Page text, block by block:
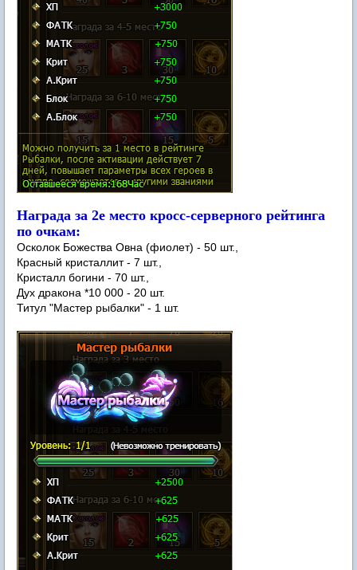
Награда за 2е место кросс-серверного рейтинга
по очкам:
Осколок Божества Овна (фиолет) - 50 шт.,
Красный кристаллит - 7 шт.,
Кристалл богини - 70 шт.,
Дух дракона *10 000 - 20 шт.
Титул "Мастер рыбалки" - 1 шт.